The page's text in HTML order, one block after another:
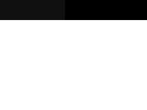
年等答记者问